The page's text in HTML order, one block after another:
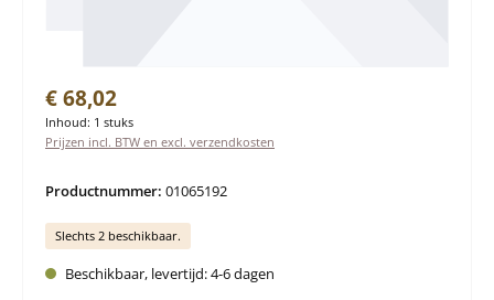
Normale prijs:
€ 68,02
Inhoud: 1 stuks
Prijzen incl. BTW en excl. verzendkosten
Productnummer: 01065192
Slechts 2 beschikbaar.
Beschikbaar, levertijd: 4-6 dagen